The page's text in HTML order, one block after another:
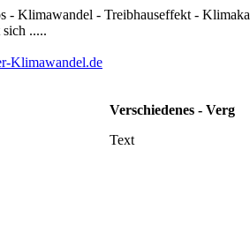
- Klimawandel - Treibhauseffekt -
.....
Verschiedenes - Verg
Text